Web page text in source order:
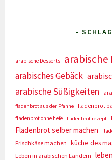
-
arabische Desserts arabische
arabisches Gebäck
arabische Süßigkeiten
fladenbrot aus der Pfanne fladenbrot
fladenbrot ohne hefe
fladenbrot rezept
Fladenbrot selber machen
Frischkäse machen
küche des
Leben in arabischen Ländern